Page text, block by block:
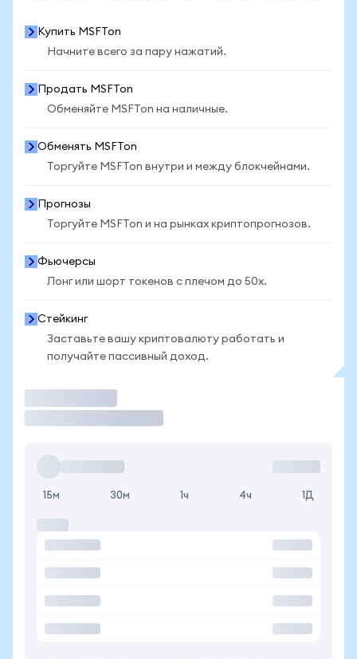
Купить MSFTon
Начните всего за пару нажатий.
Продать MSFTon
Обменяйте MSFTon на наличные.
Обменять MSFTon
Торгуйте MSFTon внутри и между блокчейнами.
Прогнозы
Торгуйте MSFTon и на рынках криптопрогнозов.
Фьючерсы
Лонг или шорт токенов с плечом до 50x.
Стейкинг
Заставьте вашу криптовалюту работать и
получайте пассивный доход.
15м 30м 1ч 4ч 1Д